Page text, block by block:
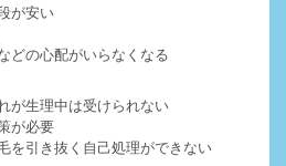
が安い
どの心配がいらなくなる
が生理中は受けられない
が必要
を引き抜く自己処理ができない